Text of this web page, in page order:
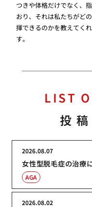
つきや体格だけでなく、
おり、それは私たちがど
揮できるのかを教えてく
す。
LIST
投
女性型脱毛症の治療
2026.08.07
AGA
2026.08.02